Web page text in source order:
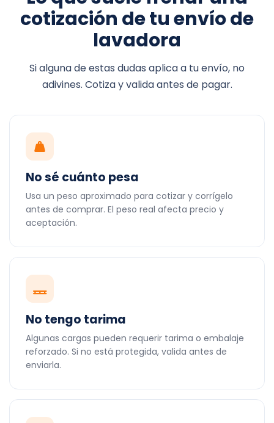
cotización de tu envío de
lavadora
Si alguna de estas dudas aplica a tu envío, no
adivines. Cotiza y valida antes de pagar.
No sé cuánto pesa
Usa un peso aproximado para cotizar y corrígelo
antes de comprar. El peso real afecta precio y
aceptación.
No tengo tarima
Algunas cargas pueden requerir tarima o embalaje
reforzado. Si no está protegida, valida antes de
enviarla.